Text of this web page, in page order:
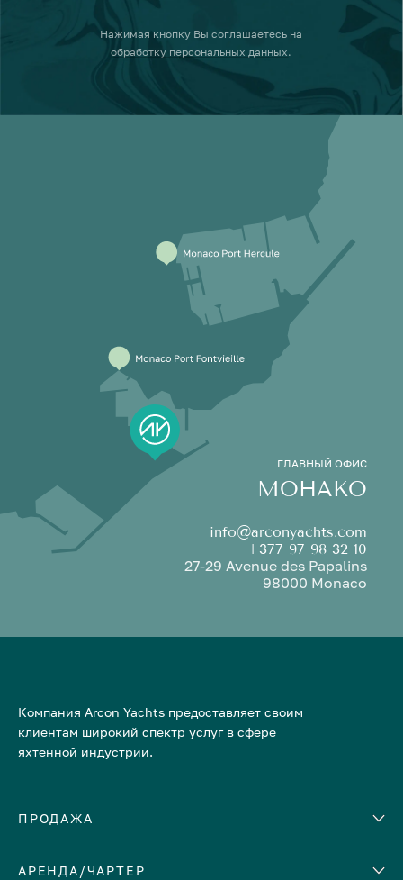
Нажимая кнопку Вы соглашаетесь на
обработку персональных данных.
ГЛАВНЫЙ ОФИС
МОНАКО
info@arconyachts.com
+377 97 98 32 10
27-29 Avenue des Papalins
98000 Monaco
Компания Arcon Yachts предоставляет своим
клиентам широкий спектр услуг в сфере
яхтенной индустрии.
ПРОДАЖА
Количество кают
АРЕНДА/ЧАРТЕР